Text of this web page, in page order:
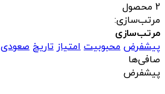
2 محصول
مرتب‌سازی:
مرتب‌سازی
پیشفرض محبوبیت امتیاز تاریخ صعودی
صافی‌ها
پیشفرض